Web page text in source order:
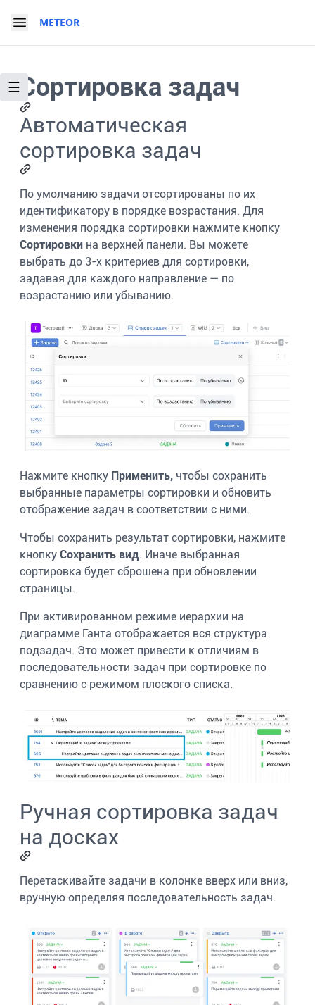
METEOR
☰ Сортировка задач
Автоматическая
сортировка задач
По умолчанию задачи отсортированы по их
идентификатору в порядке возрастания. Для
изменения порядка сортировки нажмите кнопку
Сортировки на верхней панели. Вы можете
выбрать до 3-х критериев для сортировки,
задавая для каждого направление — по
возрастанию или убыванию.
Нажмите кнопку Применить, чтобы сохранить
выбранные параметры сортировки и обновить
отображение задач в соответствии с ними.
Чтобы сохранить результат сортировки, нажмите
кнопку Сохранить вид. Иначе выбранная
сортировка будет сброшена при обновлении
страницы.
При активированном режиме иерархии на
диаграмме Ганта отображается вся структура
подзадач. Это может привести к отличиям в
последовательности задач при сортировке по
сравнению с режимом плоского списка.
Ручная сортировка задач
на досках
Перетаскивайте задачи в колонке вверх или вниз,
вручную определяя последовательность задач.